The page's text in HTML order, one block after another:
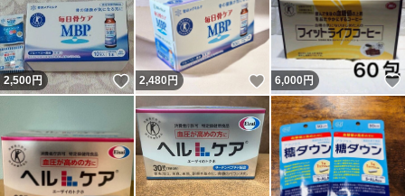
2,500円 いいね！
2,480 円 いいね！
6,000円